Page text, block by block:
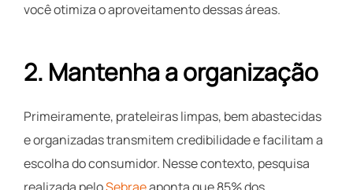
você otimiza o aproveitamento dessas áreas.
2. Mantenha a organização
Primeiramente, prateleiras limpas, bem abastecidas
e organizadas transmitem credibilidade e facilitam a
escolha do consumidor. Nesse contexto, pesquisa